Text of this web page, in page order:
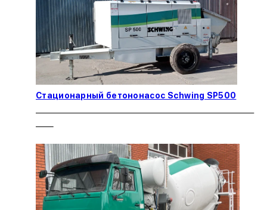
Стационарный бетононасос Schwing SP500